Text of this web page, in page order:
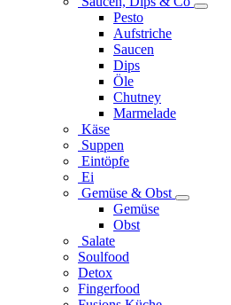
Pesto
Aufstriche
Saucen
Dips
Öle
Chutney
Marmelade
Käse
Suppen
Eintöpfe
Ei
Gemüse & Obst
Gemüse
Obst
Salate
Soulfood
Detox
Fingerfood